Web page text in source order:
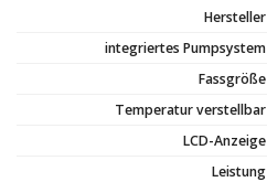
Hersteller
integriertes Pumpsystem
Fassgröße
Temperatur verstellbar
LCD-Anzeige
Leistung